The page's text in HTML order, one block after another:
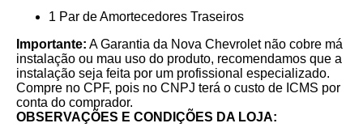
1 Par de Amortecedores Traseiros
Importante: A Garantia da Nova Chevrolet não cobre má
instalação ou mau uso do produto, recomendamos que a
instalação seja feita por um profissional especializado.
Compre no CPF, pois no CNPJ terá o custo de ICMS por
conta do comprador.
OBSERVAÇÕES E CONDIÇÕES DA LOJA: